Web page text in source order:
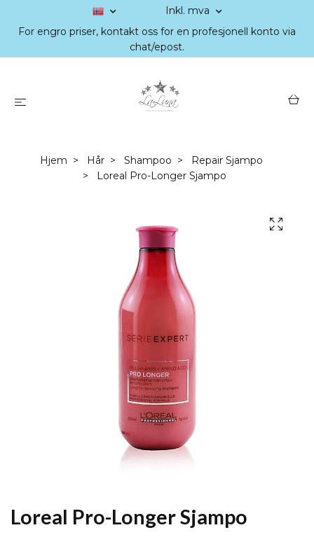
Inkl. mva
For engro priser, kontakt oss for en profesjonell konto via
chat/epost.
Hjem Hår Shampoo
Repair Sjampo
Loreal Pro-Longer Sjampo
Loreal Pro-Longer Sjampo